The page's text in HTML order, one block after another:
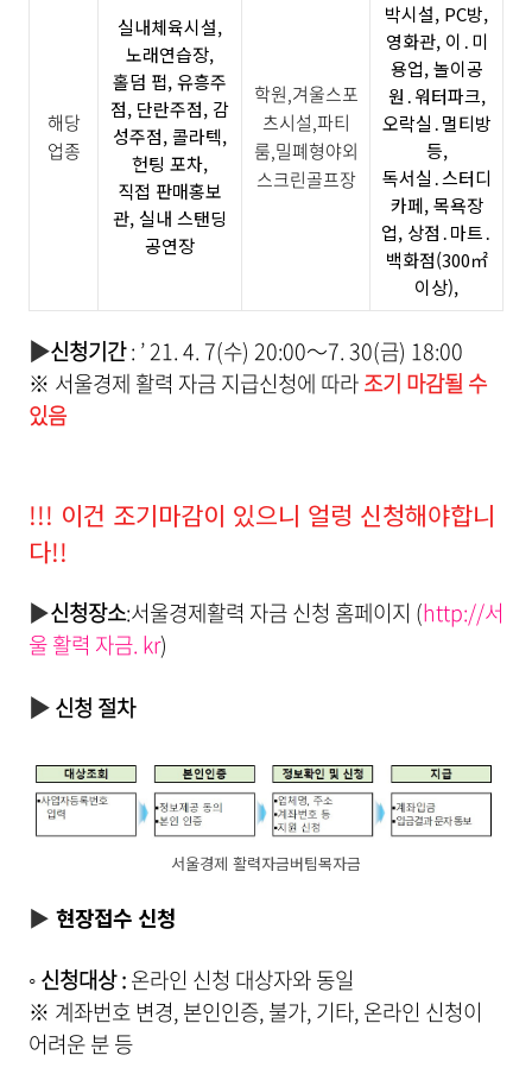
해당
업종
실내체육시설,
노래연습장,
홀덤 펍, 유흥주
점, 단란주점, 감
성주점, 콜라텍,
헌팅 포차,
직접 판매홍보
관, 실내 스탠딩
공연장
학원,겨울스포
츠시설,파티
룸,밀폐형야외
스크린골프장
박시설, PC방,
영화관, 이․미
용업, 놀이공
원․워터파크,
오락실․멀티방
등,
독서실․스터디
카페, 목욕장
업, 상점․마트․
백화점(300㎡
이상),
▶신청기간: ’ 21.4. 7(수) 20:00～7. 30(금) 18:00
※ 서울경제 활력 자금 지급신청에 따라조기 마감될 수
있음
!!! 이건 조기마감이 있으니 얼렁 신청해야합니
다!!
▶신청장소:서울경제활력 자금신청 홈페이지 (http://서
울 활력 자금. kr)
▶신청 절차
서울경제 활력자금버팀목자금
▶ 현장접수 신청
◦신청대상:온라인 신청 대상자와 동일
※ 계좌번호 변경, 본인인증, 불가, 기타, 온라인 신청이
어려운 분 등